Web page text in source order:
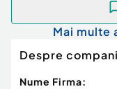
Mai multe
Despre
Nume Firma: